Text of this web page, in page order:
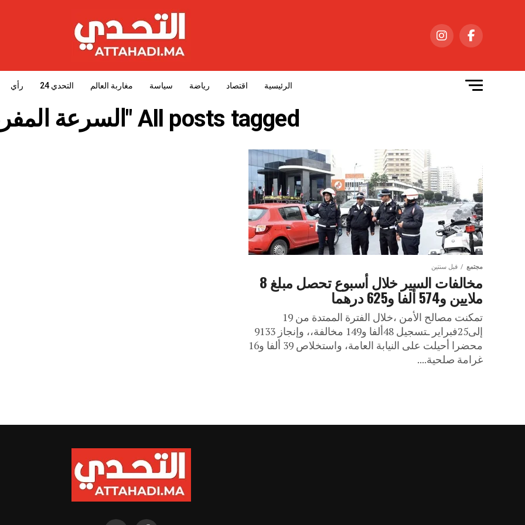
الرئيسية اقتصاد رياضة سياسة مغاربة العالم التحدي 24 رأي
All posts tagged "السرعة المفرطة"
مجتمع قبل سنتين
مخالفات السير خلال أسبوع تحصل مبلغ 8
ملايين و574 ألفا و625 درهما
تمكنت مصالح الأمن ،خلال الفترة الممتدة من 19
إلى25فبراير ـتسجيل 48ألفا و149 مخالفة،، وإنجاز 9133
محضرا أحيلت على النيابة العامة، واستخلاص 39 ألفا و16
غرامة صلحية....